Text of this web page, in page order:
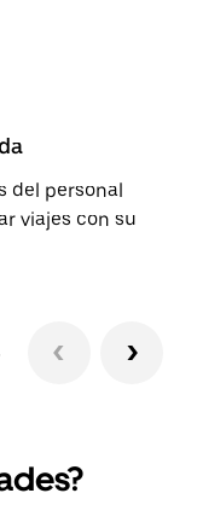
del personal
viajes con su